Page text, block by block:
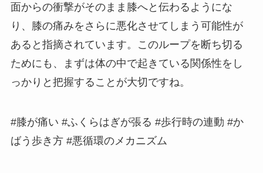
面からの衝撃がそのまま膝へと伝わるようにな
り、膝の痛みをさらに悪化させてしまう可能性が
あると指摘されています。このループを断ち切る
ためにも、まずは体の中で起きている関係性をし
っかりと把握することが大切ですね。
#膝が痛い #ふくらはぎが張る #歩行時の連動 #か
ばう歩き方 #悪循環のメカニズム